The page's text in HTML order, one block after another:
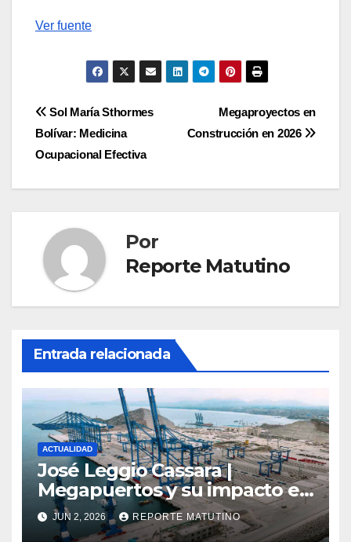
Navegación
entradas
Ver fuente
Navegación
de
entradas
Megaproyectos en
Construcción en 2026
Sol María Sthormes
Bolívar: Medicina
Ocupacional Efectiva
Por
Reporte Matutino
Entrada relacionada
ACTUALIDAD
José Leggio Cassara |
Megapuertos y su impacto en
el turismo y el comercio
global
JUN 2, 2026 REPORTE MATUTINO